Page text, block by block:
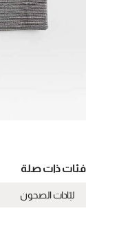
فئات ذات صلة
لبّادات الصحون